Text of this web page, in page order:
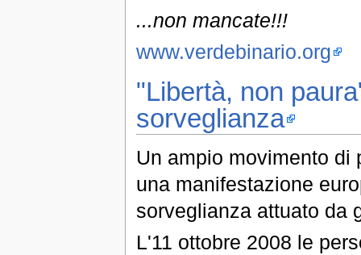
...non mancate!!!
www.verdebinario.org
"Libertà, non
sorveglianza
Un ampio movimento di
una manifestazione
sorveglianza attuato da
L'11 ottobre 2008 le